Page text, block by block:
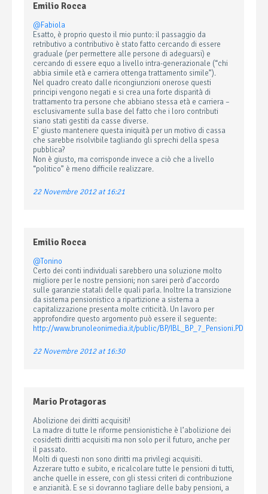
Emilio Rocca
@Fabiola
Esatto, è proprio questo il mio punto: il passaggio da
retributivo a contributivo è stato fatto cercando di essere
graduale (per permettere alle persone di adeguarsi) e
cercando di essere equo a livello intra-generazionale (“chi
abbia simile età e carriera ottenga trattamento simile”).
Nel quadro creato dalle ricongiunzioni onerose questi
principi vengono negati e si crea una forte disparità di
trattamento tra persone che abbiano stessa età e carriera –
esclusivamente sulla base del fatto che i loro contributi
siano stati gestiti da casse diverse.
E’ giusto mantenere questa iniquità per un motivo di cassa
che sarebbe risolvibile tagliando gli sprechi della spesa
pubblica?
Non è giusto, ma corrisponde invece a ciò che a livello
“politico” è meno difficile realizzare.
22 Novembre 2012 at 16:21
Emilio Rocca
@Tonino
Certo dei conti individuali sarebbero una soluzione molto
migliore per le nostre pensioni; non sarei però d’accordo
sulle garanzie statali delle quali parla. Inoltre la transizione
da sistema pensionistico a ripartizione a sistema a
capitalizzazione presenta molte criticità. Un lavoro per
approfondire questo argomento può essere il seguente:
http://www.brunoleonimedia.it/public/BP/IBL_BP_7_Pensioni.PDF
22 Novembre 2012 at 16:30
Mario Protagoras
Abolizione dei diritti acquisiti!
La madre di tutte le riforme pensionistiche è l’abolizione dei
cosidetti diritti acquisiti ma non solo per il futuro, anche per
il passato.
Molti di questi non sono diritti ma privilegi acquisiti.
Azzerare tutto e subito, e ricalcolare tutte le pensioni di tutti,
anche quelle in essere, con gli stessi criteri di contribuzione
e anzianità. E se si dovranno tagliare delle baby pensioni, a